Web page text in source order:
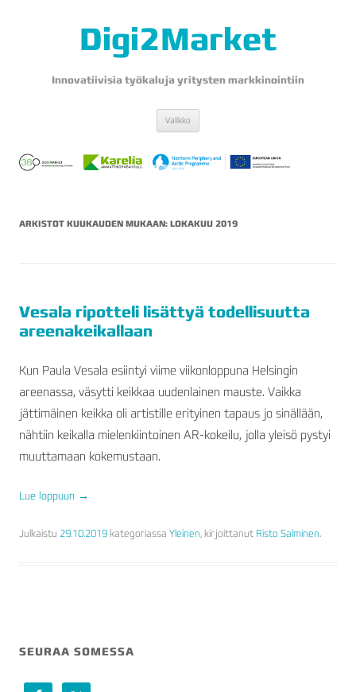
Digi2Market
Innovatiivisia työkaluja yritysten markkinointiin
Valikko
ARKISTOT KUUKAUDEN MUKAAN: LOKAKUU 2019
Vesala ripotteli lisättyä todellisuutta
areenakeikallaan
Kun Paula Vesala esiintyi viime viikonloppuna Helsingin
areenassa, väsytti keikkaa uudenlainen mauste. Vaikka
jättimäinen keikka oli artistille erityinen tapaus jo sinällään,
nähtiin keikalla mielenkiintoinen AR-kokeilu, jolla yleisö pystyi
muuttamaan kokemustaan.
Lue loppuun →
Julkaistu 29.10.2019 kategoriassa Yleinen, kirjoittanut Risto Salminen.
SEURAA SOMESSA